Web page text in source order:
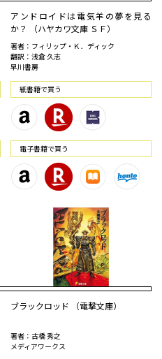
アンドロイドは電気羊の夢を見る
か？ （ハヤカワ文庫 ＳＦ）
著者：フィリップ・Ｋ．ディック
翻訳：浅倉 久志
早川書房
紙書籍で買う
電⼦書籍で買う
ブラックロッド （電撃文庫）
著者：古橋 秀之
メディアワークス